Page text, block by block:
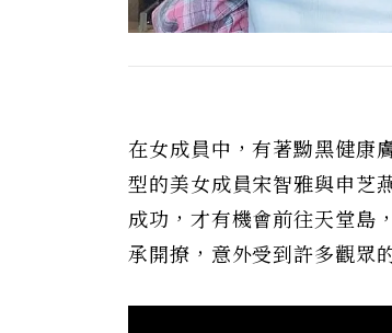
在女成員中，有著黝黑健康
型的美女成員宋智雅與申芝
成功，才有機會前往天堂島
承開撩，意外受到許多觀眾